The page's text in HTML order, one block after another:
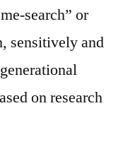
search” or
sensitively and
on research